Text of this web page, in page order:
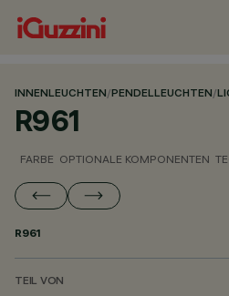
INNENLEUCHTEN/PENDELLEUCHTEN/
R961
FARBE OPTIONALE KOMPONENTEN
R961
TEIL VON